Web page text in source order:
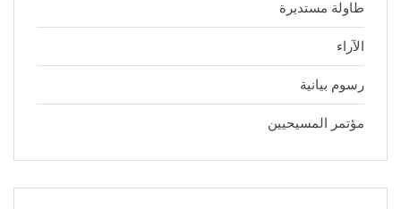
طاولة مستديرة
الآراء
رسوم بيانية
مؤتمر المسيحيين